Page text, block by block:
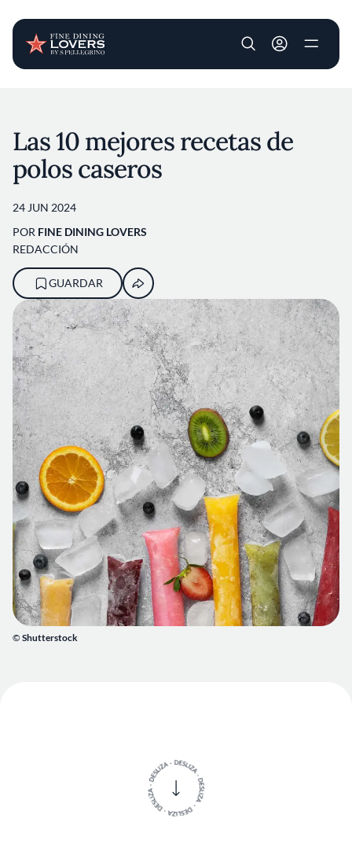
User account
© Shutterstock
Las 10 mejores recetas de
polos caseros
24 JUN 2024
POR FINE DINING LOVERS
REDACCIÓN
GUARDAR